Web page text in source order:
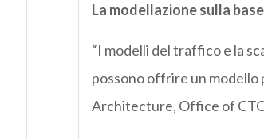
La modellazione sulla
“I modelli del traffico e la
possono offrire un modello
Architecture, Office of